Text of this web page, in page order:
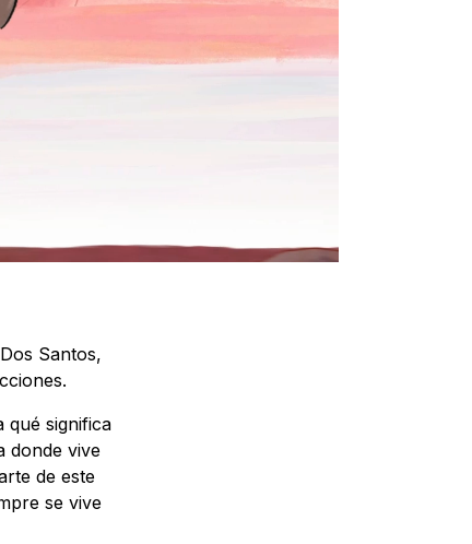
Santos,
qué significa
donde vive
de este
se vive